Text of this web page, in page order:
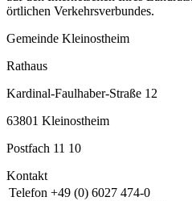
örtlichen Verkehrsverbundes.
Gemeinde Kleinostheim
Rathaus
Kardinal-Faulhaber-Straße 12
63801 Kleinostheim
Postfach 11 10
Kontakt
Telefon +49 (0) 6027 474-0